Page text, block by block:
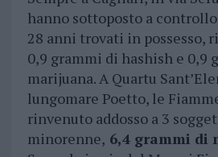
hanno sottoposto a
28 anni trovati in possesso,
0,9 grammi di hashish e 0,9
marijuana. A Quartu
lungomare Poetto, le
rinvenuto addosso a 3
minorenne, 6,4 grammi di